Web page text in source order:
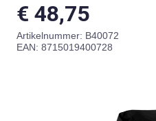
€ 48,75
Artikelnummer: B40072
EAN: 8715019400728